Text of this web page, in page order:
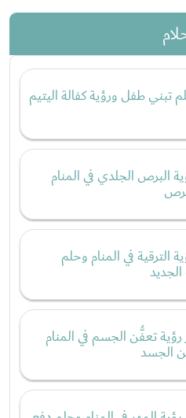
تبني طفل ورؤية كفالة اليتيم
البرص الجلدي في المنام
الترقية في المنام وحلم
تعفُّن الجسم في المنام
الجسد